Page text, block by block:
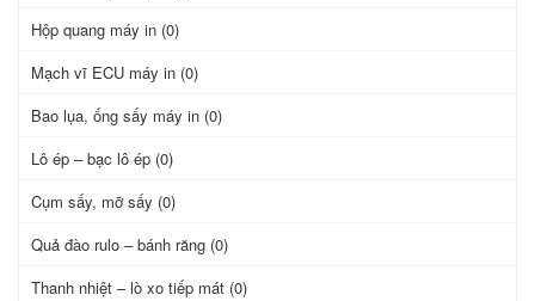
Hộp quang máy in (0)
Mạch vĩ ECU máy in (0)
Bao lụa, ống sấy máy in (0)
Lô ép – bạc lô ép (0)
Cụm sấy, mỡ sấy (0)
Quả đào rulo – bánh răng (0)
Thanh nhiệt – lò xo tiếp mát (0)